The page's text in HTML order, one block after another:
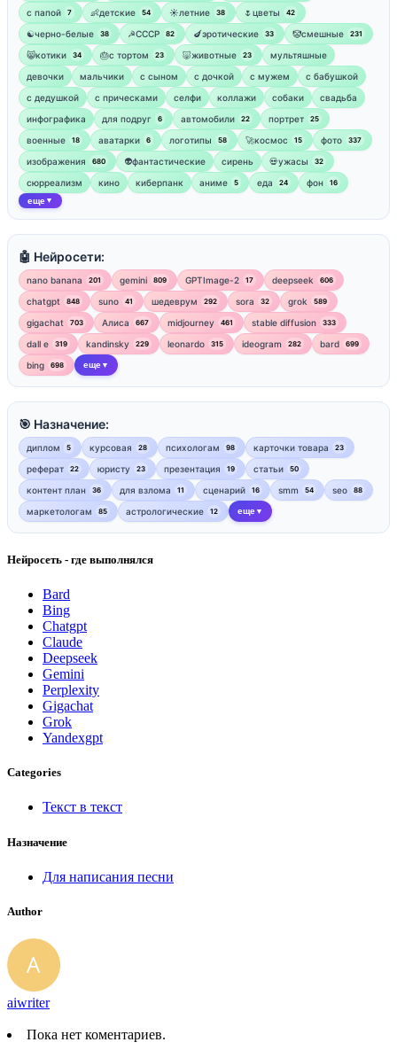
‍с папой 7 👶детские 54 ☀️летние 38 🌷цветы 42
☯︎черно-белые 38 ☭СССР 82 🍆эротические 33 🤡смешные 231
😸котики 34 🎂с тортом 23 🐷животные 23
мультяшные
девочки
мальчики с сыном с дочкой с мужем
с бабушкой
с дедушкой
с прическами селфи коллажи собаки
свадьба
инфографика
для подруг 6 автомобили 22 портрет 25
военные 18 аватарки 6 логотипы 58 🚀космос 15 фото 337
изображения 680 👽фантастические сирень 💀ужасы 32
сюрреализм кино киберпанк аниме 5 еда 24 фон 16
еще ▼
🤖 Нейросети:
nano banana 201 gemini 809 GPTImage-2 17 deepseek 606
chatgpt 848 suno 41 шедеврум 292 sora 32 grok 589
gigachat 703 Алиса 667 midjourney 461 stable diffusion 333
dall e 319 kandinsky 229 leonardo 315 ideogram 282 bard 699
bing 698 еще ▼
🎯 Назначение:
диплом 5 курсовая 28 психологам 98 карточки товара 23
реферат 22 юристу 23 презентация 19 статьи 50
контент план 36 для взлома 11 сценарий 16 smm 54 seo 88
маркетологам 85 астрологические 12 еще ▼
Нейросеть - где выполнялся
Bard
Bing
Chatgpt
Claude
Deepseek
Gemini
Perplexity
Gigachat
Grok
Yandexgpt
Categories
Текст в текст
Назначение
Для написания песни
Author
aiwriter
Пока нет коментариев.